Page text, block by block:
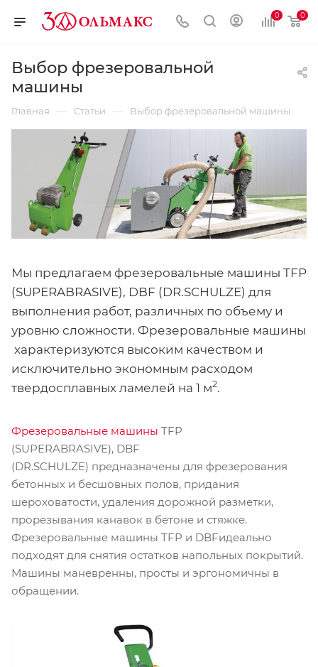
0 0
Выбор фрезеровальной
машины
Главная — Статьи — Выбор фрезеровальной машины
Мы предлагаем фрезеровальные машины TFP
(SUPERABRASIVE), DBF (DR.SCHULZE) для
выполнения работ, различных по объему и
уровню сложности. Фрезеровальные машины
характеризуются высоким качеством и
исключительно экономным расходом
твердосплавных ламелей на 1 м2.
Фрезеровальные машины TFP
(SUPERABRASIVE), DBF
(DR.SCHULZE) предназначены для фрезерования
бетонных и бесшовных полов, придания
шероховатости, удаления дорожной разметки,
прорезывания канавок в бетоне и стяжке.
Фрезеровальные машины TFP и DBFидеально
подходят для снятия остатков напольных покрытий.
Машины маневренны, просты и эргономичны в
обращении.